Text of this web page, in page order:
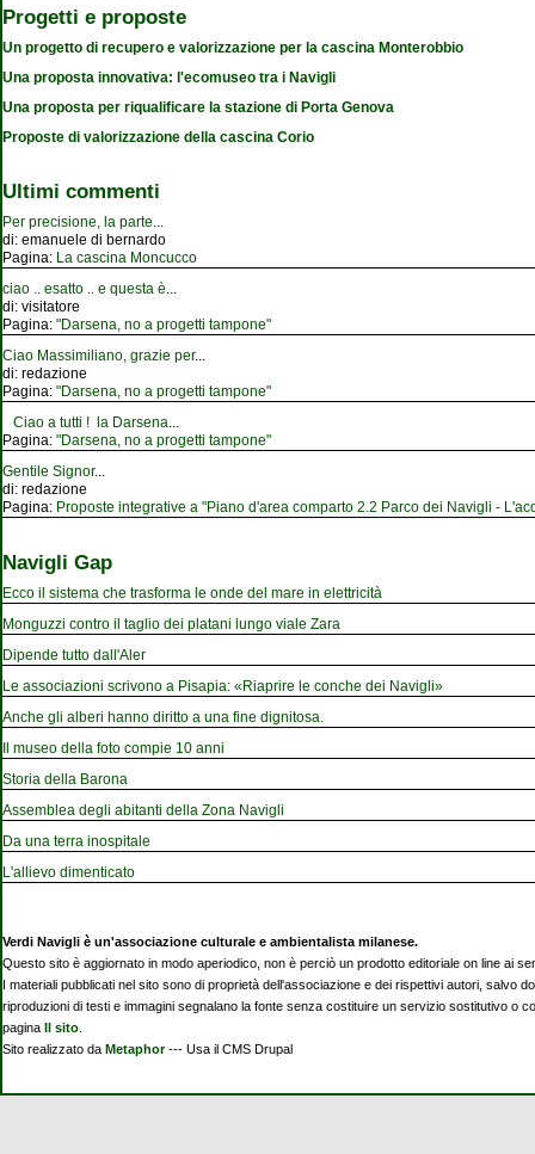
Progetti e proposte
Un progetto di recupero e valorizzazione per la cascina Monterobbio
Una proposta innovativa: l'ecomuseo tra i Navigli
Una proposta per riqualificare la stazione di Porta Genova
Proposte di valorizzazione della cascina Corio
Ultimi commenti
Per precisione, la parte...
di: emanuele di bernardo
Pagina: La cascina Moncucco
ciao .. esatto .. e questa è...
di: visitatore
Pagina: "Darsena, no a progetti tampone"
Ciao Massimiliano, grazie per...
di: redazione
Pagina: "Darsena, no a progetti tampone"
Ciao a tutti ! la Darsena...
Pagina: "Darsena, no a progetti tampone"
Gentile Signor...
di: redazione
Pagina: Proposte integrative a "Piano d'area comparto 2.2 Parco dei Navigli -
Navigli Gap
Ecco il sistema che trasforma le onde del mare in elettricità
Monguzzi contro il taglio dei platani lungo viale Zara
Dipende tutto dall'Aler
Le associazioni scrivono a Pisapia: «Riaprire le conche dei Navigli»
Anche gli alberi hanno diritto a una fine dignitosa.
Il museo della foto compie 10 anni
Storia della Barona
Assemblea degli abitanti della Zona Navigli
Da una terra inospitale
L'allievo dimenticato
Verdi Navigli è un'associazione culturale e ambientalista milanese.
Questo sito è aggiornato in modo aperiodico, non è perciò un prodotto editoriale on line ai
I materiali pubblicati nel sito sono di proprietà dell'associazione e dei rispettivi autori, salvo
riproduzioni di testi e immagini segnalano la fonte senza costituire un servizio sostitutivo o
pagina Il sito
Sito realizzato da Metaphor--- Usa il CMS Drupal